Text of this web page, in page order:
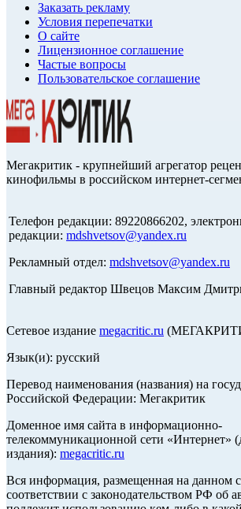
Заказать рекламу
Условия перепечатки
О сайте
Лицензионное соглашение
Частые вопросы
Пользовательское соглашение
Мегакритик - крупнейший агрегатор
кинофильмы в российском интернет-
Телефон редакции: 89220866202,
редакции: mdshvetsov@yandex.ru
Рекламный отдел: mdshvetsov@yandex.ru
Главный редактор Швецов Максим
Сетевое издание megacritic.ru
Язык(и): русский
Перевод наименования (названия) на
Российской Федерации: Мегакритик
Доменное имя сайта в информационно-
телекоммуникационной сети «Интернет»
издания): megacritic.ru
Вся информация, размещенная на данном
соответствии с законодательством РФ об